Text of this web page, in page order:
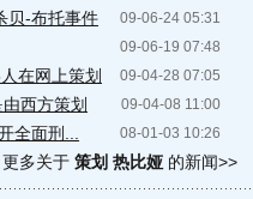
09-06-24 05:31
贝-布托事件
09-06-19 07:48
09-04-28 07:05
在网上策划
09-04-08 11:00
西方策划
08-01-03 10:26
全面刑...
更多关于 策划 热比娅 的新闻>>